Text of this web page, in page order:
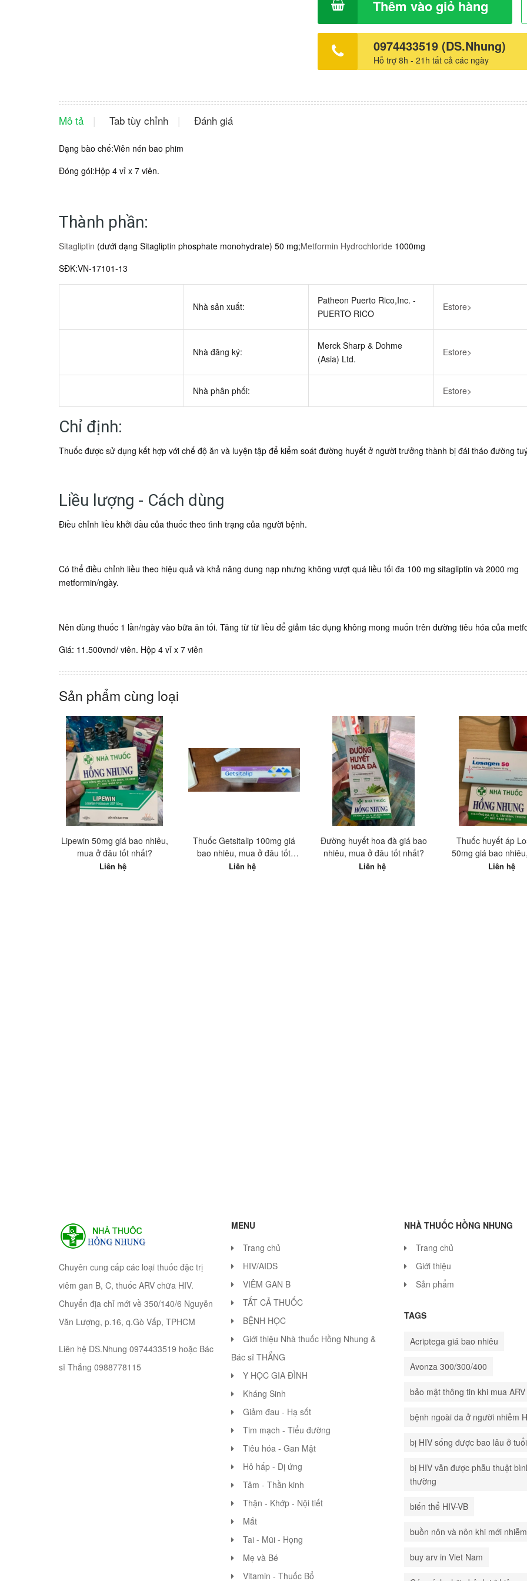
sitagliptin và 2000 mg metformin/ngày. Nên dùng thuốc 1
lần/ngày vào bữa ăn tối. Tăng từ từ liều để giảm tác
viên. Hộp 4 vỉ x 7 viên
Thêm vào giỏ hàng
0974433519 (DS.Nhung)
Hỗ trợ 8h - 21h tất cả các ngày
Mô tả Tab tùy chỉnh Đánh giá
Dạng bào chế:Viên nén bao phim
Đóng gói:Hộp 4 vỉ x 7 viên.
Thành phần:
Sitagliptin (dưới dạng Sitagliptin phosphate monohydrate) 50 mg;Metformin Hydrochloride1000mg
SĐK:VN-17101-13
Nhà sản xuất:
Patheon Puerto Rico,Inc. -
PUERTO RICO
Estore>
Nhà đăng ký:
Merck Sharp & Dohme
(Asia) Ltd.
Estore>
Nhà phân phối: Estore>
Chỉ định:
Thuốc được sử dụng kết hợp với chế độ ăn và luyện tập để kiểm soát đường huyết ở người trưởng thành bị đái tháo đường
Liều lượng - Cách dùng
Điều chỉnh liều khởi đầu của thuốc theo tình trạng của người bệnh.
Có thể điều chỉnh liều theo hiệu quả và khả năng dung nạp nhưng không vượt quá liều tối đa 100 mg sitagliptin và 2000 mg
metformin/ngày.
Nên dùng thuốc 1 lần/ngày vào bữa ăn tối. Tăng từ từ liều để giảm tác dụng không mong muốn trên đường tiêu hóa của
Giá: 11.500vnd/ viên. Hộp 4 vỉ x 7 viên
Sản phẩm cùng loại
Lipewin 50mg giá bao nhiêu,
mua ở đâu tốt nhất?
Liên hệ
Thuốc Getsitalip 100mg giá
bao nhiêu, mua ở đâu tốt
nhất?
Liên hệ
Đường huyết hoa đà giá bao
nhiêu, mua ở đâu tốt nhất?
Liên hệ
Thuốc huyết áp
50mg giá bao
đâu tốt nhất?
Liên hệ
Chuyên cung cấp các loại thuốc đặc trị
viêm gan B, C, thuốc ARV chữa HIV.
Chuyển địa chỉ mới về 350/140/6 Nguyễn
Văn Lượng, p.16, q.Gò Vấp, TPHCM
Liên hệ DS.Nhung 0974433519 hoặc Bác
sĩ Thắng 0988778115
MENU
Trang chủ
HIV/AIDS
VIÊM GAN B
TẤT CẢ THUỐC
BỆNH HỌC
Giới thiệu Nhà thuốc Hồng Nhung &
Bác sĩ THẮNG
Y HỌC GIA ĐÌNH
Kháng Sinh
Giảm đau - Hạ sốt
Tim mạch - Tiểu đường
Tiêu hóa - Gan Mật
Hô hấp - Dị ứng
Tâm - Thần kinh
Thận - Khớp - Nội tiết
Mắt
Tai - Mũi - Họng
Mẹ và Bé
Vitamin - Thuốc Bổ
NHÀ THUỐC HỒNG NHUNG
Trang chủ
Giới thiệu
Sản phẩm
TAGS
Acriptega giá bao nhiêu
Avonza 300/300/400
bảo mật thông tin khi mua ARV
bệnh ngoài da ở người nhiễm
bị HIV sống được bao lâu ở
bị HIV vẫn được phẫu thuật
thường
biến thể HIV-VB
buồn nôn và nôn khi mới
buy arv in Viet Nam